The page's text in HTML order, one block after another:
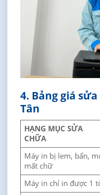
4. Bảng giá
Tân
HẠNG MỤC SỬA
CHỮA
Máy in bị lem, bẩn,
mất chữ
Máy in chỉ in được 1